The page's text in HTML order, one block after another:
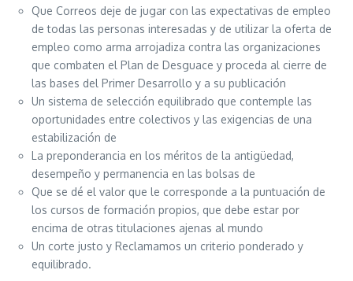
Que Correos deje de jugar con las expectativas de empleo
de todas las personas interesadas y de utilizar la oferta de
empleo como arma arrojadiza contra las organizaciones
que combaten el Plan de Desguace y proceda al cierre de
las bases del Primer Desarrollo y a su publicación
Un sistema de selección equilibrado que contemple las
oportunidades entre colectivos y las exigencias de una
estabilización de
La preponderancia en los méritos de la antigüedad,
desempeño y permanencia en las bolsas de
Que se dé el valor que le corresponde a la puntuación de
los cursos de formación propios, que debe estar por
encima de otras titulaciones ajenas al mundo
Un corte justo y Reclamamos un criterio ponderado y
equilibrado.